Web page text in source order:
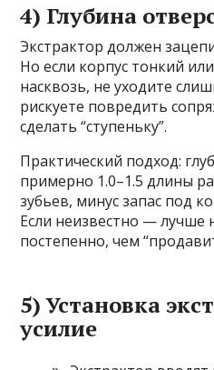
4) Глубина
Экстрактор должен
Но если корпус тонкий
насквозь, не уходите
рискуете повредить
сделать “ступеньку”.
Практический подход:
примерно 1.0–1.5 длины
зубьев, минус запас под
Если неизвестно — лучше
постепенно, чем
5) Установка
усилие